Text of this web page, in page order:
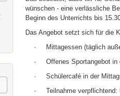
wünschen - eine verlässliche
Beginn des Unterrichts bis
Das Angebot setzt sich für die
· Mittagessen (täglich
· Offenes Sportangebot in
· Schülercafé in der
· Teilnahme verpflichtend: